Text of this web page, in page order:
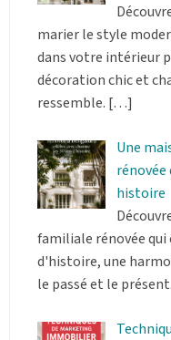
marier le style
dans votre intérieur
décoration chic et
ressemble. […]
Une
rénovée
histoire
familiale rénovée qui
d'histoire, une
le passé et le présent.